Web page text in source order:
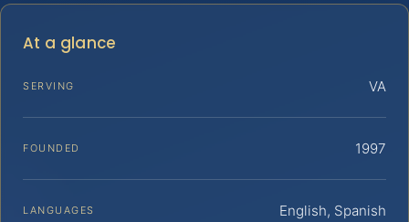
At a glance
SERVING VA
FOUNDED 1997
LANGUAGES English, Spanish